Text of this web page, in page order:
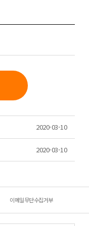
2020-03-10
2020-03-10
이메일무단수집거부